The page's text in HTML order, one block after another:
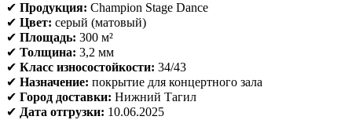
✔ Продукция: Champion Stage Dance
✔ Цвет: серый (матовый)
✔ Площадь: 300 м²
✔ Толщина: 3,2 мм
✔ Класс износостойкости: 34/43
✔ Назначение: покрытие для концертного зала
✔ Город доставки: Нижний Тагил
✔ Дата отгрузки: 10.06.2025